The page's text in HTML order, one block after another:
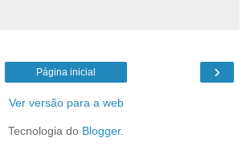
›
Página inicial
Ver versão para a web
Tecnologia do Blogger.